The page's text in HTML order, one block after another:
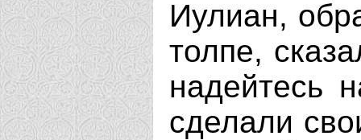
Иулиан,
толпе,
надейтесь
сделали